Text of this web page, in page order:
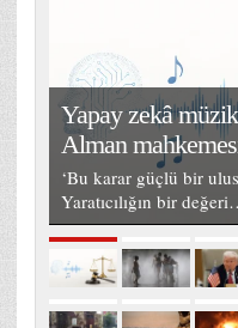
Yapay zekâ
Alman
‘Bu karar güçlü bir
Yaratıcılığın bir